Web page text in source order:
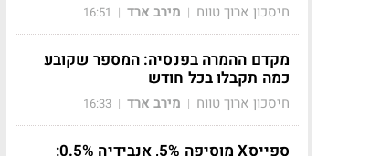
חיסכון ארוך טווח | מירב ארד |
16:51
מקדם ההמרה בפנסיה: המספר שקובע
כמה תקבלו בכל חודש
חיסכון ארוך טווח | מירב ארד |
16:33
ספייסX מוסיפה 5%, אנבידיה 0.5%;